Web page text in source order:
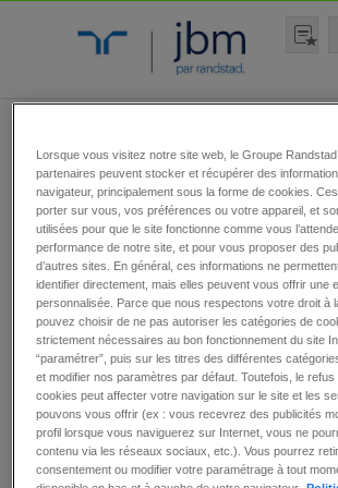
Emploi en
rechercher une
Lorsque vous visitez notre site web, le Groupe
partenaires peuvent stocker et récupérer des
navigateur, principalement sous la forme de cookies.
porter sur vous, vos préférences ou votre appareil, et
utilisées pour que le site fonctionne comme vous
performance de notre site, et pour vous proposer des
d’autres sites. En général, ces informations ne
identifier directement, mais elles peuvent vous offrir une
personnalisée. Parce que nous respectons votre droit à
pouvez choisir de ne pas autoriser les catégories de
strictement nécessaires au bon fonctionnement du site
“paramétrer”, puis sur les titres des différentes
et modifier nos paramètres par défaut. Toutefois, le
cookies peut affecter votre navigation sur le site et les
pouvons vous offrir (ex : vous recevrez des publicités
profil lorsque vous naviguerez sur Internet, vous ne
contenu via les réseaux sociaux, etc.). Vous pourrez
consentement ou modifier votre paramétrage à tout